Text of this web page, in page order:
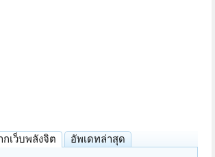
กเว็บพลังจิต อัพเดทล่าสุด